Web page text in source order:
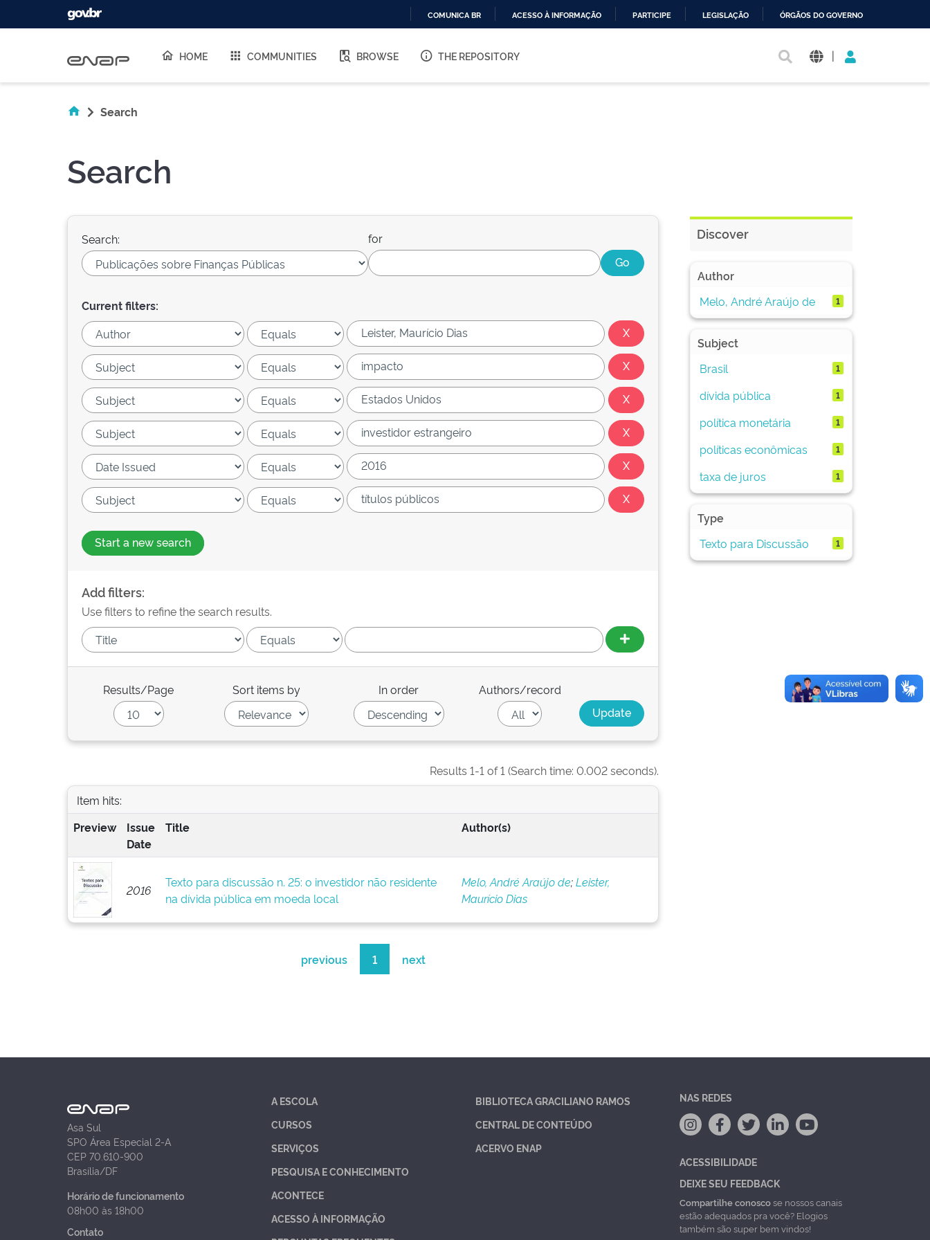
O
COMUNICA BR ACESSO À INFORMAÇÃO PARTICIPE LEGISLAÇÃO ÓRGÃOS DO GOVERNO
HOME COMMUNITIES BROWSE THE REPOSITORY |
Search
Search
Search: for
Current filters:
Start a new search
Add filters:
Use filters to refine the search results.
Results/Page Sort items by In order Authors/record
Results 1-1 of 1 (Search time: 0.002 seconds).
Item hits:
Preview
Issue
Date
Title Author(s)
2016
Texto para discussão n. 25: o investidor não residente
na dívida pública em moeda local
Melo, André Araújo de;Leister,
Maurício Dias
previous 1 next
Discover
Author
Melo, André Araújo de
1
Subject
Brasil
1
dívida pública 1
política monetária 1
políticas econômicas 1
taxa de juros 1
Type
Texto para Discussão
1
Asa Sul
SPO Área Especial 2-A
CEP 70.610-900
Brasília/DF
Horário de funcionamento
08h00 às 18h00
Contato
A ESCOLA
CURSOS
SERVIÇOS
PESQUISA E CONHECIMENTO
ACONTECE
ACESSO À INFORMAÇÃO
BIBLIOTECA GRACILIANO RAMOS
CENTRAL DE CONTEÚDO
ACERVO ENAP
NAS REDES
ACESSIBILIDADE
DEIXE SEU FEEDBACK
Compartilhe conoscose nossos canais
estão adequados pra você? Elogios
também são super bem vindos!